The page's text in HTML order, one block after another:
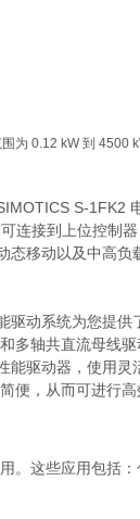
为 0.12 kW 到 4500
S-1FK2
连接到上位控制
移动以及中高负
驱动系统为您提供
多轴共直流母线
能驱动器，使用灵
便，从而可进行高
。这些应用包括：